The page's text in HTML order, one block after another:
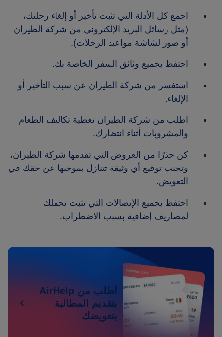
اجمع كل الأدلة التي تثبت تأخير أو إلغاء رحلتك،
(مثل رسائل البريد الإلكتروني من شركة الطيران
أو صور لشاشة مواعيد الرحلات).
احتفظ بجميع وثائق السفر الخاصة بك.
استفسر من شركة الطيران عن سبب التأخير أو
الإلغاء.
اطلب من شركة الطيران تغطية تكاليف الطعام
والمشروبات أثناء انتظارك.
كن حذرًا من العروض التي تقدمها شركة الطيران،
وتجنب توقيع أي وثيقة تتنازل بموجبها عن حقك في
التعويض.
احتفظ بجميع الإيصالات التي تثبت تحملك
لمصاريف إضافية بسبب الاضطراب.
اطلب من AirHelp
بتقديم المطالبة
بتعويضك